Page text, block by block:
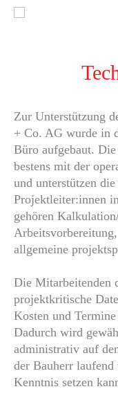
Zur Unterstützung
+ Co. AG wurde in
Büro aufgebaut.
bestens mit der
und unterstützen
Projektleiter:innen
gehören
allgemeine
Die Mitarbeitenden
projektkritische
Kosten und
Dadurch wird
administrativ auf
der Bauherr
Kenntnis setzen